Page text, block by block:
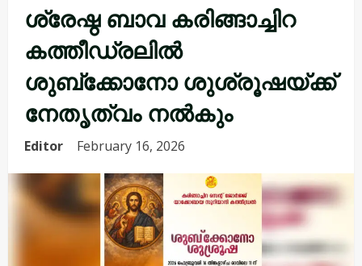
ശ്രേഷ്ഠ ബാവ കരിങ്ങാച്ചിറ
കത്തീഡ്രലിൽ
ശുബ്ക്കോനോ ശുശ്രൂഷയ്ക്ക്
നേതൃത്വം നൽകും
Editor February 16, 2026